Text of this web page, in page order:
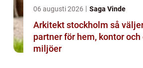
06 augusti 2026 Saga Vinde
Arkitekt stockholm så väljer du rätt
partner för hem, kontor
miljöer